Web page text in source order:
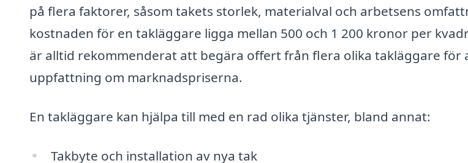
på flera faktorer, såsom takets storlek, materialval och arbetsens
kostnaden för en takläggare ligga mellan 500 och 1 200 kronor per
är alltid rekommenderat att begära offert från flera olika takläggare för
uppfattning om marknadspriserna.
En takläggare kan hjälpa till med en rad olika tjänster, bland annat:
Takbyte och installation av nya tak